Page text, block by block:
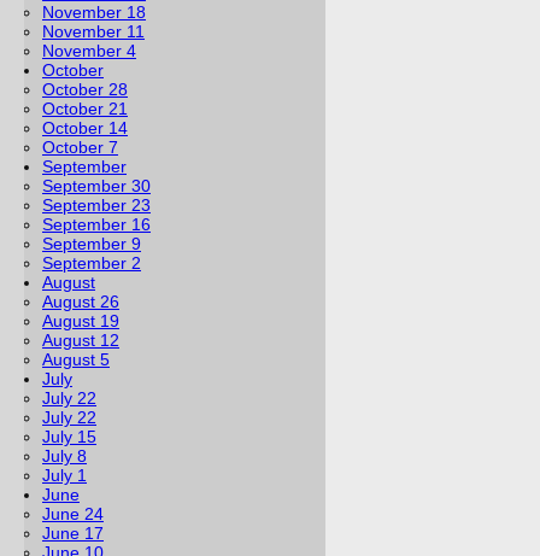
November 18
November 11
November 4
October
October 28
October 21
October 14
October 7
September
September 30
September 23
September 16
September 9
September 2
August
August 26
August 19
August 12
August 5
July
July 22
July 22
July 15
July 8
July 1
June
June 24
June 17